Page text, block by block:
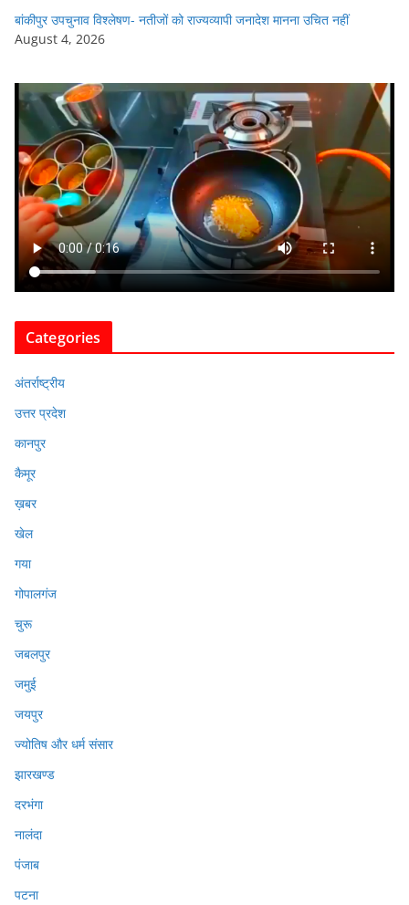
बांकीपुर उपचुनाव विश्लेषण- नतीजों को राज्यव्यापी जनादेश मानना उचित नहीं
August 4, 2026
Categories
अंतर्राष्ट्रीय
उत्तर प्रदेश
कानपुर
कैमूर
ख़बर
खेल
गया
गोपालगंज
चुरू
जबलपुर
जमुई
जयपुर
ज्योतिष और धर्म संसार
झारखण्ड
दरभंगा
नालंदा
पंजाब
पटना